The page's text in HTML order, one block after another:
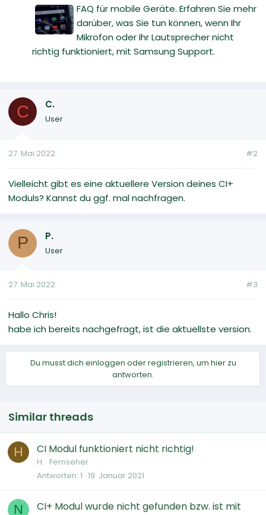
FAQ für mobile Geräte. Erfahren Sie mehr
darüber, was Sie tun können, wenn Ihr
Mikrofon oder Ihr Lautsprecher nicht
richtig funktioniert, mit Samsung Support.
C C.
User
27. Mai 2022 #2
Vielleicht gibt es eine aktuellere Version deines CI+
Moduls? Kannst du ggf. mal nachfragen.
P P.
User
27. Mai 2022 #3
Hallo Chris!
habe ich bereits nachgefragt, ist die aktuellste version.
Du musst dich einloggen oder registrieren, um hier zu
antworten.
Similar threads
H CI Modul funktioniert nicht richtig!
H. Fernseher
Antworten 1 19. Januar 2021
N
CI+ Modul wurde nicht gefunden bzw. ist mit